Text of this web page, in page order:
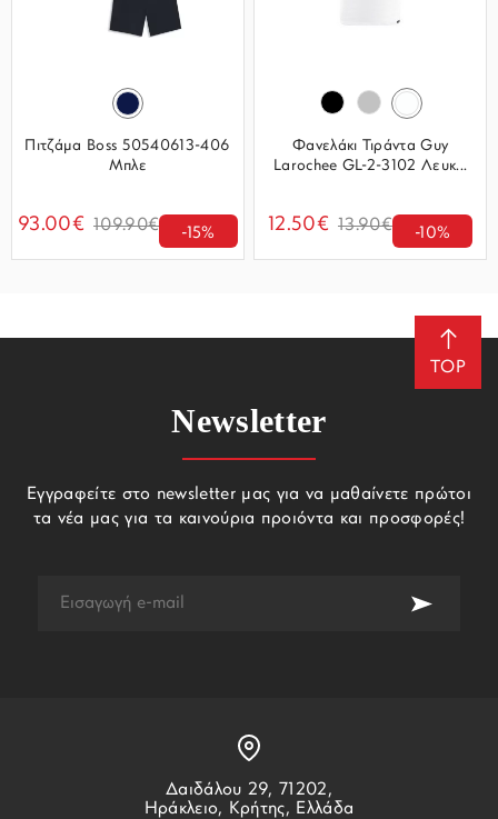
Πιτζάμα Boss 50540613-406
Μπλε
93.00€ 109.90€ -15%
Φανελάκι Τιράντα Guy
Larochee GL-2-3102 Λευκ...
12.50€ 13.90€ -10%
TOP
Δαιδάλου 29, 71202,
Ηράκλειο, Κρήτης, Ελλάδα
Newsletter
Εγγραφείτε στο newsletter μας για να μαθαίνετε πρώτοι
τα νέα μας για τα καινούρια προιόντα και προσφορές!